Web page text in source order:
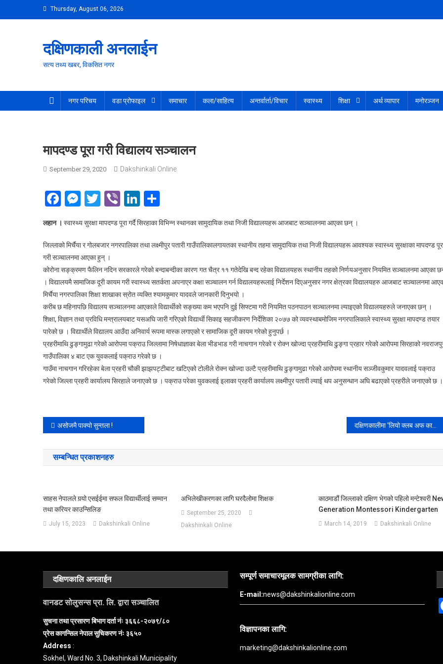
to
Thursday, August 06, 2026
दक्षिणकाली अनलाईन
सत्य तथ्य खबर, विकसित नगर
नगर परिचय वडा प्रोफाइल समाचार कला/साहित्य अन्तर्वार्ता/विचार स्वास्थ्य शिक्षा अर्थ व्यापार मनोरञ्जन
मापदण्ड पूरा गरी विद्यालय सञ्चालन
September 29, 2020 Dakshinkali Online
Facebook
Messenger
Twitter
ViberLinkedIn
लहान । स्वास्थ्य सुरक्षा मापदण्ड पूरा गर्दै सिरहाका विभिन्न स्थानका सामुदायिक तथा निजी विद्यालयहरू आजबाट सञ्चालनमा आएका छन् ।
जिल्लाको मिर्चैया र गोलबजार नगरपालिका तथा लक्ष्मीपुर पतारी गाउँपालिकालगायतका स्थानीय तहमा सामुदायिक तथा निजी विद्यालयहरू आवश्यक स्वास्थ्य सुरक्षाका मापदण्ड
गरी सञ्चालनमा आएका हुन् ।
कोरोना सङ्क्रमण फैलिन नदिन सरकारले गरेको बन्दाबन्दीका कारण गत चैत्र ११ गतेदेखि बन्द रहेका विद्यालयहरू स्थानीय तहको निर्णयअनुसार नियमित सञ्चालनमा आएका
। विद्यालयमै सामाजिक दूरी कायम गरी स्वास्थ्य सतर्कता अपनाएर कक्षा सञ्चालन गर्न विद्यालयहरूलाई निर्देशन दिएअनुसार नगर क्षेत्रका विद्यालयहरु आजबाट सञ्चालनमा
मिर्चैया नगरपालिका शिक्षा शाखाका स्रोत व्यक्ति श्यामकुमार यादवले जानकारी दिनुभयो ।
करीब छ महिनापछि विद्यालय सञ्चालनमा आएकाले विद्यार्थीको सङ्ख्या कम भएपनि दुई सिफ्टमा गरी नियमित पठनपाठन सञ्चालनमा ल्याइएको विद्यालयहरुले जनाएका छन् ।
शिक्षा, विज्ञान तथा प्रविधि मन्त्रालयबाट यसअघि जारी गरिएको विद्यार्थी सिकाइ सहजीकरण निर्देशिका २०७७ को व्यवस्थाबमोजिम नगरपालिकाले स्वास्थ्य सुरक्षा मापदण्ड तयार
पारेको छ । विद्यार्थीले विद्यालय आउँदा अनिवार्य रूपमा मास्क लगाएको र सामाजिक दूरी कायम गरेको हुनुपर्छ ।
प्रहरीमाथि ढुङ्गामुढा गरेको आरोपमा पक्राउ जिल्लामा निषेधाज्ञाका बेला भीडभाड गरी नाचगान गरेको र रोक्न खोज्दा प्रहरीमाथि ढुङ्गा प्रहार गरेको आरोपमा सिरहाको
गाउँपालिका­ ४ बाट एक युवकलाई पक्राउ गरेको छ ।
गाउँमा नाचगान गरिरहेका बेला प्रहरी चौकी झाझपट्टीबाट खटिएको टोलीले रोक्न खोज्दा उल्टै प्रहरीमाथि ढुङ्गामुढा गरेको आरोपमा स्थानीय सञ्जीवकुमार यादवलाई पक्राउ
गरेको जिल्ला प्रहरी कार्यालय सिरहाले जनाएको छ । पक्राउ परेका युवकलाई इलाका प्रहरी कार्यालय लक्ष्मीपुर पतारी ल्याई थप अनुसन्धान अघि बढाएको प्रहरीले जनाएको छ ।
Post
navigation
असोजमै पाक्यो सुन्तला ! दक्षिणकालीमा ‘लियो क्लब अफ काठमाडौं पद्मसम्भव दक्षिणकाली’ गठन
सम्बन्धित प्रकाशनहरु
साहस नेपालले गर्‍यो एसईईमा सफल विद्यार्थीलाई सम्मान
तथा करियर काउन्सिलिङ
July 15, 2023 Dakshinkali Online
अभिलेखीकरणका लागि घरदैलोमा शिक्षक
September 25, 2020
Dakshinkali Online
काठमाडौं जिल्लाको दक्षिण भेगको पहिलो मन्टेश्वरी
Generation Montessori Kindergarten
March 14, 2019 Dakshinkali Online
दक्षिणकालि अनलाईन
वानडट सोलुसन्स प्रा. लि. द्वारा सञ्चालित
सुचना तथा प्रसारण बिभाग दर्ता नंः ३६६८-२०७९/८०
प्रेस कागन्सिल नेपाल सुचिकरण नंः ३६५०
Address :
Sokhel, Ward No. 3, Dakshinkali Municipality
सम्पूर्ण समाचारमूलक सामग्रीका लागि:
E-mail:news@dakshinkalionline.com
विज्ञापनका लागि:
marketing@dakshinkalionline.com